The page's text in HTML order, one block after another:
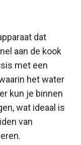
dat
aan de kook
met een
het water
kun je binnen
wat ideaal is
van